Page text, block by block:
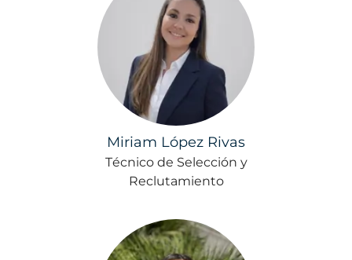
Miriam López Rivas
Técnico de Selección y
Reclutamiento